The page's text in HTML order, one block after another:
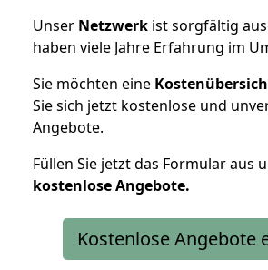
Unser Netzwerk ist sorgfältig
haben viele Jahre Erfahrung im
Sie möchten eine
Sie sich jetzt kostenlose und
Angebote.
Füllen Sie jetzt das Formular aus
kostenloseAngebote.
Kostenlose Angebote